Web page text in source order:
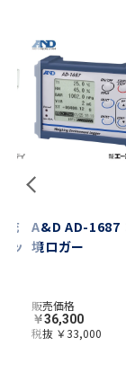
充
ッ
A&D AD-1687
境ロガー
販売価格
￥36,300
税抜 ￥33,000